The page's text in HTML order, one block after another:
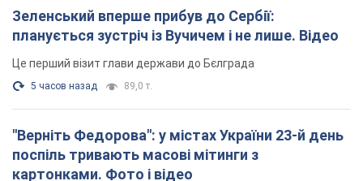
Зеленський вперше прибув до Сербії:
планується зустріч із Вучичем і не лише. Відео
Це перший візит глави держави до Бєлграда
5 часов назад 89,0 т.
"Верніть Федорова": у містах України 23-й день
поспіль тривають масові мітинги з
картонками. Фото і відео